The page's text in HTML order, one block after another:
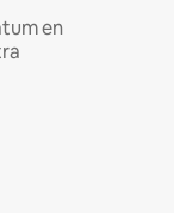
en